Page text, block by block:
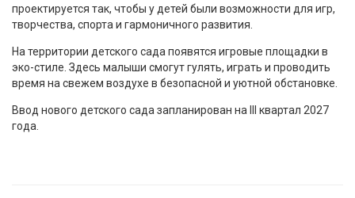
проектируется так, чтобы у детей были возможности для игр,
творчества, спорта и гармоничного развития.
На территории детского сада появятся игровые площадки в
эко-стиле. Здесь малыши смогут гулять, играть и проводить
время на свежем воздухе в безопасной и уютной обстановке.
Ввод нового детского сада запланирован на III квартал 2027
года.